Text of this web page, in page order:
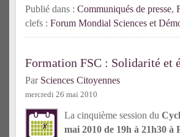
Publié dans : Communiqués de presse,
clefs : Forum Mondial Sciences et
Formation FSC : Solidarité et
Par Sciences Citoyennes
mercredi 26 mai 2010
La cinquième session du
mai 2010 de 19h à 21h30 à